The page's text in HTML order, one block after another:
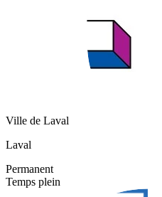
Ville de Laval
Laval
Permanent
Temps plein